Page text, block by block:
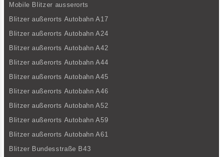
Mobile Blitzer ausserorts
Blitzer außerorts Autobahn A17
Blitzer außerorts Autobahn A24
Blitzer außerorts Autobahn A42
Blitzer außerorts Autobahn A44
Blitzer außerorts Autobahn A45
Blitzer außerorts Autobahn A46
Blitzer außerorts Autobahn A52
Blitzer außerorts Autobahn A59
Blitzer außerorts Autobahn A61
Blitzer Bundesstraße B43